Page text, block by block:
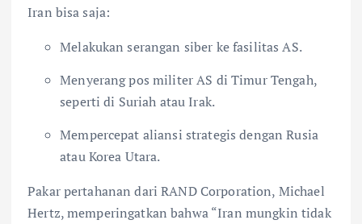
Iran bisa saja:
Melakukan serangan siber ke fasilitas AS.
Menyerang pos militer AS di Timur Tengah,
seperti di Suriah atau Irak.
Mempercepat aliansi strategis dengan Rusia
atau Korea Utara.
Pakar pertahanan dari RAND Corporation, Michael
Hertz, memperingatkan bahwa “Iran mungkin tidak